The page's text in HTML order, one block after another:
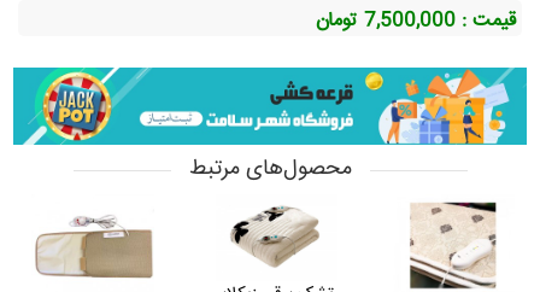
قیمت : 7,500,000 تومان
محصول‌های مرتبط